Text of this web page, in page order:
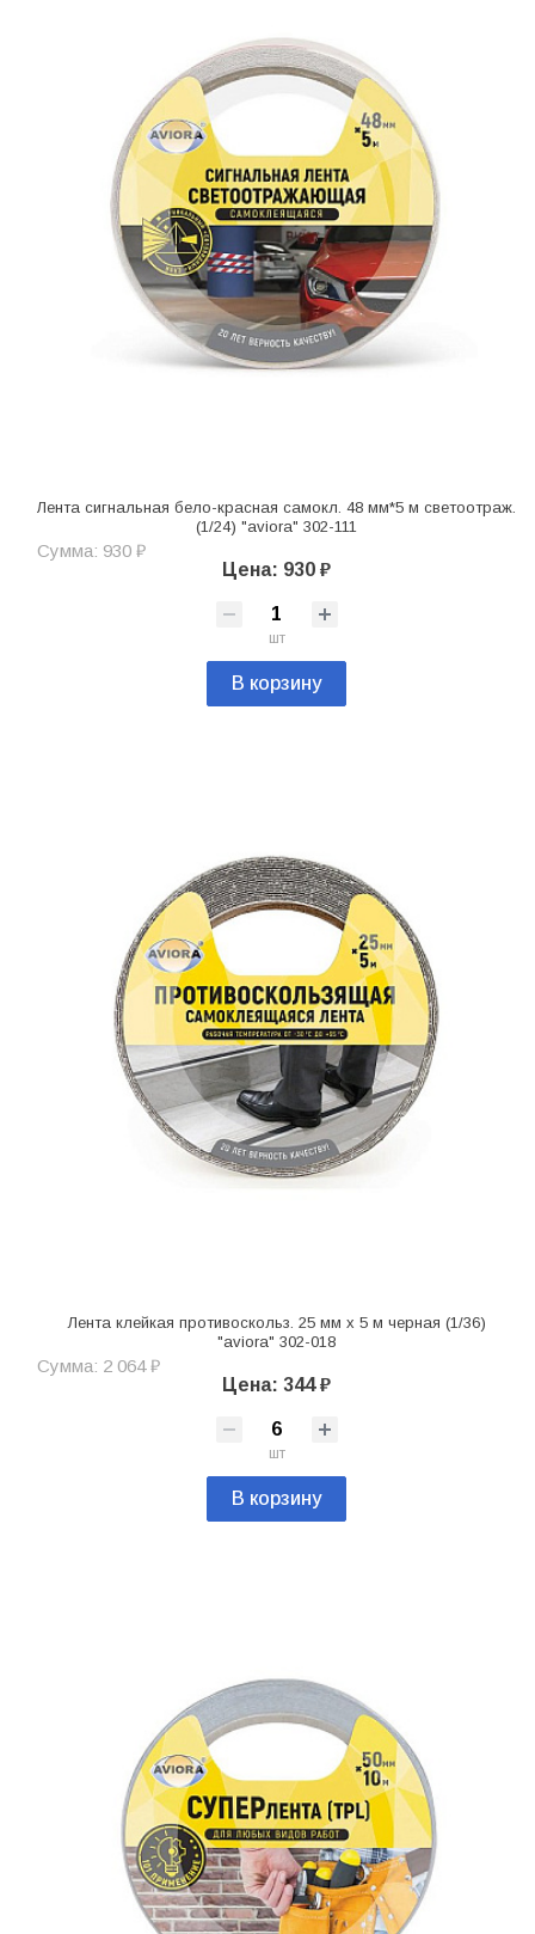
Лента сигнальная бело-красная самокл. 48 мм*5 м светоотраж.
(1/24) "aviora" 302-111
Сумма: 930 ₽
Цена: 930 ₽
шт
В корзину
Лента клейкая противоскольз. 25 мм х 5 м черная (1/36)
"aviora" 302-018
Сумма: 2 064 ₽
Цена: 344 ₽
шт
В корзину